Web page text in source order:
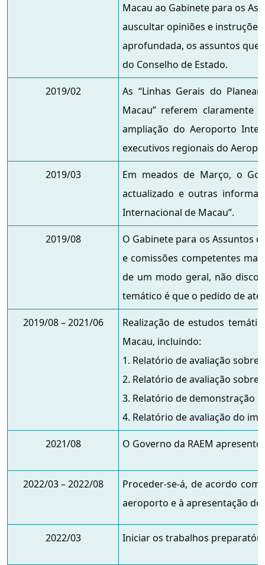
Macau ao Gabinete para os
auscultar opiniões e
aprofundada, os assuntos que
do Conselho de Estado.
2019/02
As “Linhas Gerais do
Macau” referem
ampliação do Aeroporto
executivos regionais do
2019/03
Em meados de Março, o
actualizado e outras
Internacional de Macau”.
2019/08
O Gabinete para os Assuntos
e comissões competentes
de um modo geral, não
temático é que o pedido de
2019/08 – 2021/06
Realização de estudos
Macau, incluindo:
1. Relatório de avaliação sobre
2. Relatório de avaliação sobre
3. Relatório de demonstração
4. Relatório de avaliação do
2021/08 O Governo da RAEM
2022/03 – 2022/08
Proceder-se-á, de acordo
aeroporto e à apresentação
2022/03 Iniciar os trabalhos